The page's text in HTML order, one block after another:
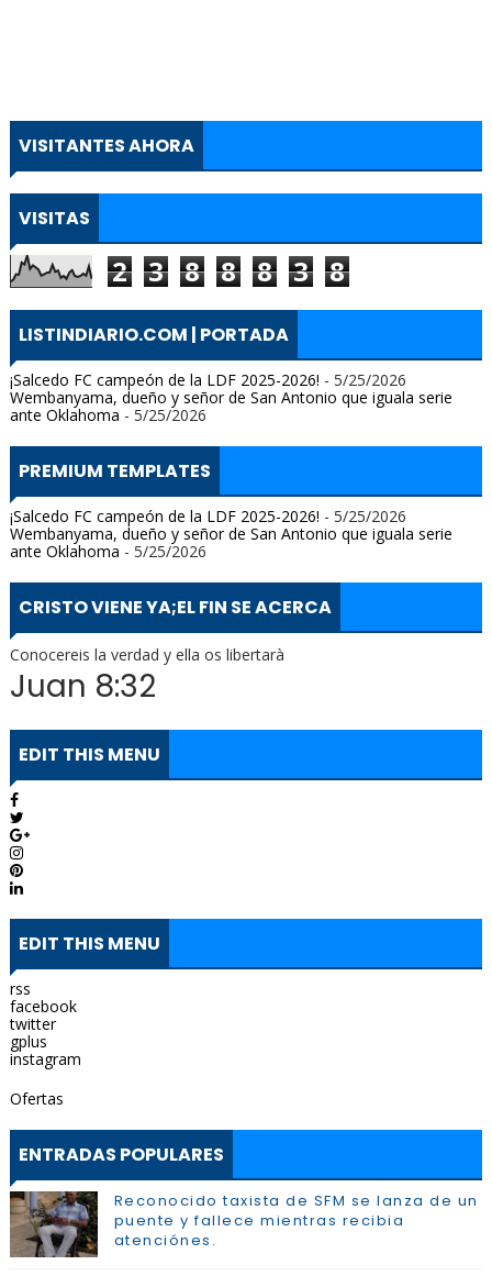
VISITANTES AHORA
VISITAS
2 3 8 8 8 3 8
LISTINDIARIO.COM | PORTADA
¡Salcedo FC campeón de la LDF 2025-2026! - 5/25/2026
Wembanyama, dueño y señor de San Antonio que iguala serie
ante Oklahoma - 5/25/2026
PREMIUM TEMPLATES
¡Salcedo FC campeón de la LDF 2025-2026! - 5/25/2026
Wembanyama, dueño y señor de San Antonio que iguala serie
ante Oklahoma - 5/25/2026
CRISTO VIENE YA;EL FIN SE ACERCA
Conocereis la verdad y ella os libertarà
Juan 8:32
EDIT THIS MENU
EDIT THIS MENU
rss
facebook
twitter
gplus
instagram
Ofertas
ENTRADAS POPULARES
Reconocido taxista de SFM se lanza de un
puente y fallece mientras recibia
atenciónes.